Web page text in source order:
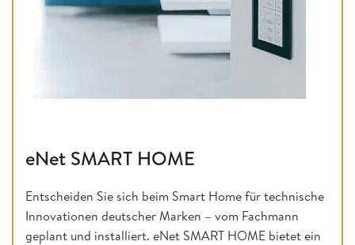
eNet SMART HOME
Entscheiden Sie sich beim Smart Home für technische
Innovationen deutscher Marken – vom Fachmann
geplant und installiert. eNet SMART HOME bietet ein